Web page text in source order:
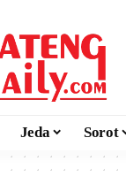
Jeda Sorot